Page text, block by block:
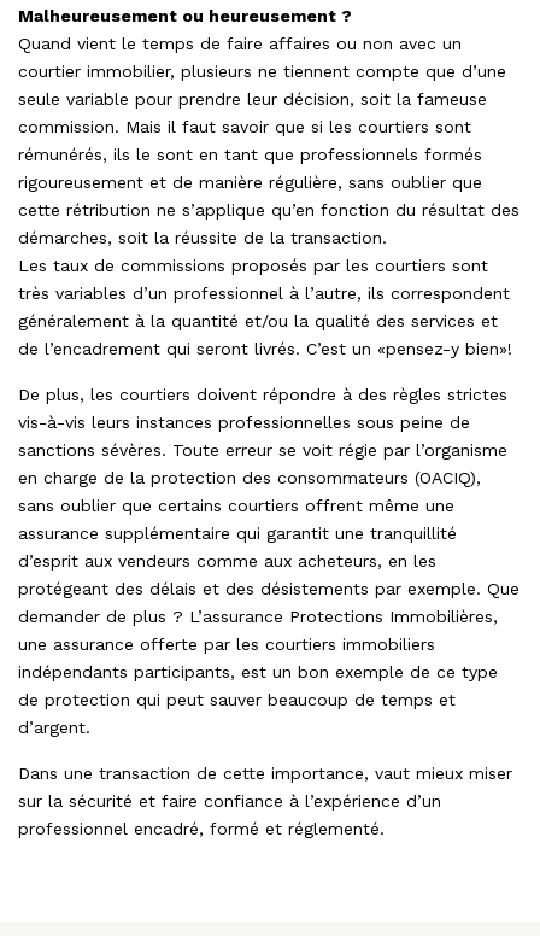
Malheureusement ou heureusement ?
Quand vient le temps de faire affaires ou non avec un
courtier immobilier, plusieurs ne tiennent compte que d’une
seule variable pour prendre leur décision, soit la fameuse
commission. Mais il faut savoir que si les courtiers sont
rémunérés, ils le sont en tant que professionnels formés
rigoureusement et de manière régulière, sans oublier que
cette rétribution ne s’applique qu’en fonction du résultat des
démarches, soit la réussite de la transaction.
Les taux de commissions proposés par les courtiers sont
très variables d’un professionnel à l’autre, ils correspondent
généralement à la quantité et/ou la qualité des services et
de l’encadrement qui seront livrés. C’est un «pensez-y bien»!
De plus, les courtiers doivent répondre à des règles strictes
vis-à-vis leurs instances professionnelles sous peine de
sanctions sévères. Toute erreur se voit régie par l’organisme
en charge de la protection des consommateurs (OACIQ),
sans oublier que certains courtiers offrent même une
assurance supplémentaire qui garantit une tranquillité
d’esprit aux vendeurs comme aux acheteurs, en les
protégeant des délais et des désistements par exemple. Que
demander de plus ? L’assurance Protections Immobilières,
une assurance offerte par les courtiers immobiliers
indépendants participants, est un bon exemple de ce type
de protection qui peut sauver beaucoup de temps et
d’argent.
Dans une transaction de cette importance, vaut mieux miser
sur la sécurité et faire confiance à l’expérience d’un
professionnel encadré, formé et réglementé.